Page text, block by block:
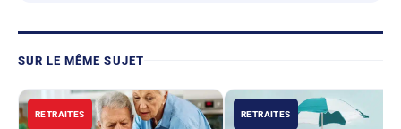
SUR LE MÊME SUJET
RETRAITES RETRAITES